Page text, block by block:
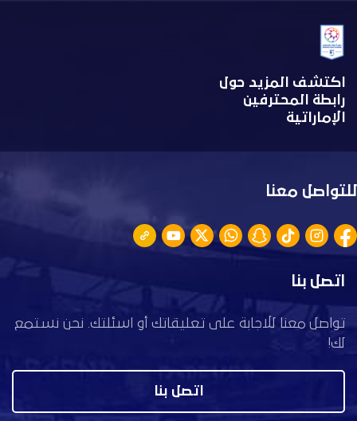
اكتشف المزيد حول
رابطة المحترفين
الإماراتية
للتواصل معنا
اتصل بنا
تواصل معنا للاجابة على تعليقاتك أو اسئلتك. نحن نستمع
لك!
اتصل بنا